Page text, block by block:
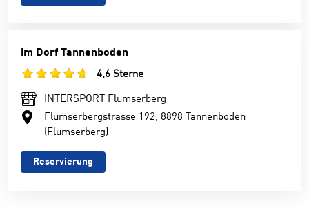
im Dorf Tannenboden
4,6 Sterne
INTERSPORT Flumserberg
Flumserbergstrasse 192, 8898 Tannenboden
(Flumserberg)
Reservierung